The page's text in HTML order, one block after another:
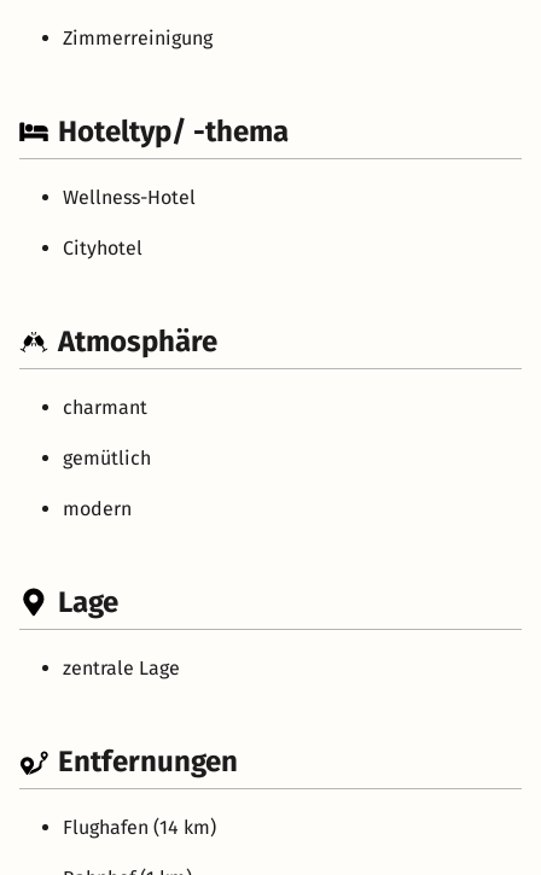
Zimmerreinigung
Hoteltyp/ -thema
Wellness-Hotel
Cityhotel
Atmosphäre
charmant
gemütlich
modern
Lage
zentrale Lage
Entfernungen
Flughafen (14 km)